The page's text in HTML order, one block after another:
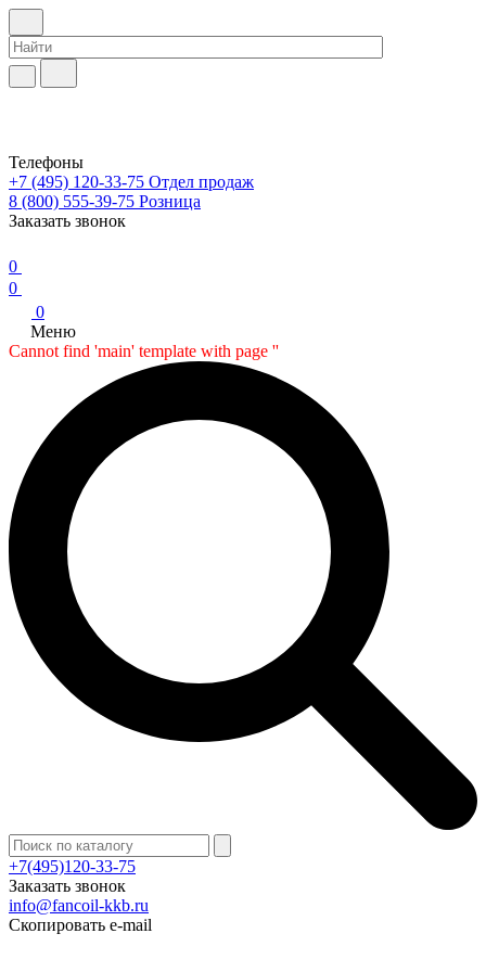
Телефоны
+7 (495) 120-33-75 Отдел продаж
8 (800) 555-39-75 Розница
Заказать звонок
0
0
0
Меню
Cannot find 'main' template with page ''
+7(495)120-33-75
Заказать звонок
info@fancoil-kkb.ru
Скопировать e-mail